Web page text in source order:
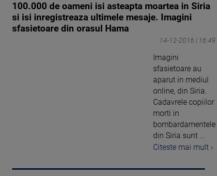
100.000 de oameni isi asteapta moartea in Siria
si isi inregistreaza ultimele mesaje. Imagini
sfasietoare din orasul Hama
14-12-2016 | 16:49
Imagini
sfasietoare au
aparut in mediul
online, din Siria.
Cadavrele copiilor
morti in
bombardamentele
din Siria sunt ...
Citeste mai mult ›